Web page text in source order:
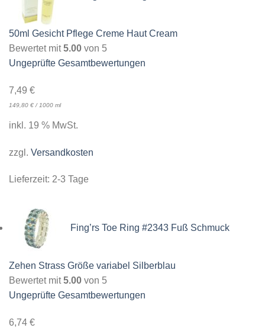
50ml Gesicht Pflege Creme Haut Cream
Bewertet mit5.00 von 5
Ungeprüfte Gesamtbewertungen
7,49 €
149,80 € / 1000 ml
inkl. 19 % MwSt.
zzgl. Versandkosten
Lieferzeit: 2-3 Tage
Fing’rs Toe Ring #2343 Fuß Schmuck
Zehen Strass Größe variabel Silberblau
Bewertet mit5.00 von 5
Ungeprüfte Gesamtbewertungen
6,74 €